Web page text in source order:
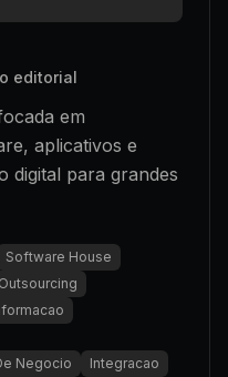
editorial
em
aplicativos e
digital para grandes
Software House
Negocio
Integracao